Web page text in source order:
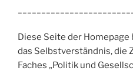
Diese Seite der
das Selbstverständnis, die
Faches „Politik und